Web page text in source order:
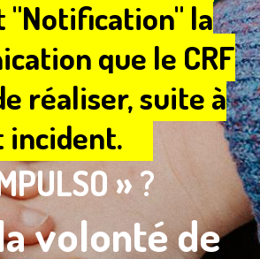
"Notification" la
que le CRF
réaliser, suite à
incident.
» ?
volonté de